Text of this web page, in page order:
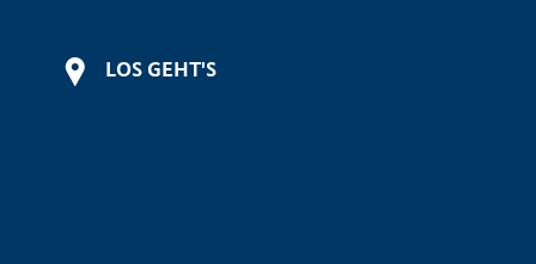
LOS GEHT'S